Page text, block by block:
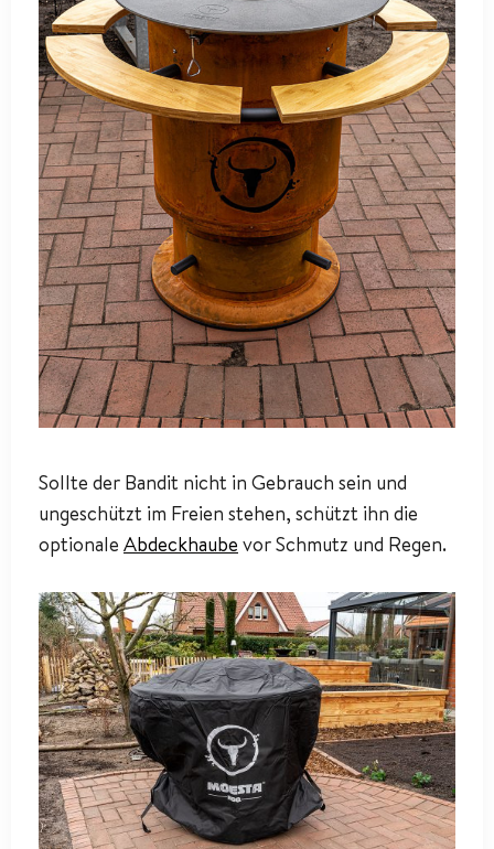
Sollte der Bandit nicht in Gebrauch sein und
ungeschützt im Freien stehen, schützt ihn die
optionale Abdeckhaube vor Schmutz und Regen.